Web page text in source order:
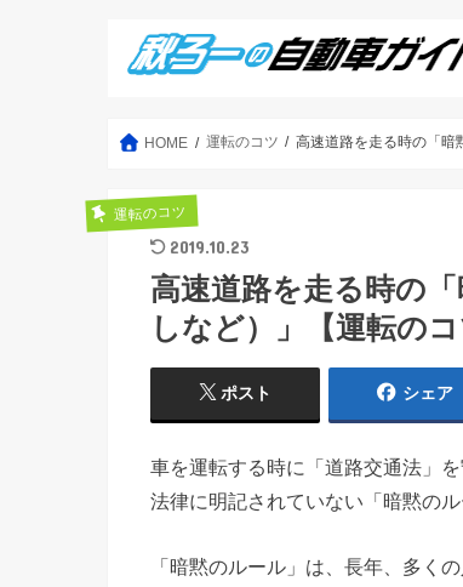
HOME 運転のコツ 高速道路を走る時の「暗
運転のコツ
2019.10.23
高速道路を走る時の
しなど）」【運転のコ
ポスト シェア
車を運転する時に「道路交通法」
法律に明記されていない「暗黙の
「暗黙のルール」は、長年、多く